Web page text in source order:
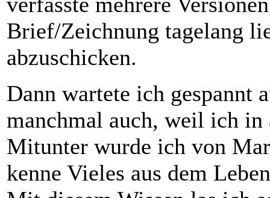
Brief/Zeichnung tagelang
abzuschicken.
Dann wartete ich gespannt
manchmal auch, weil ich in
Mitunter wurde ich von
kenne Vieles aus dem